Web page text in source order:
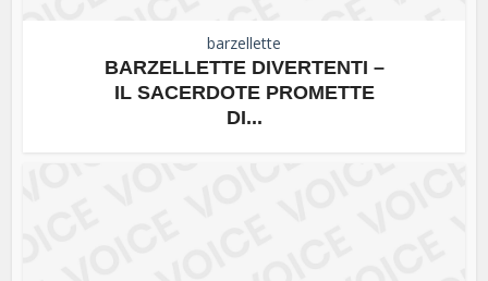
barzellette
BARZELLETTE DIVERTENTI –
IL SACERDOTE PROMETTE
DI...